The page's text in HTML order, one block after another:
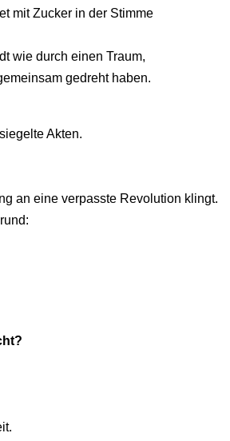
mitZucker in der Stimme
wie durch einen Traum,
gedreht haben.
Akten.
an eine verpasste Revolution klingt.